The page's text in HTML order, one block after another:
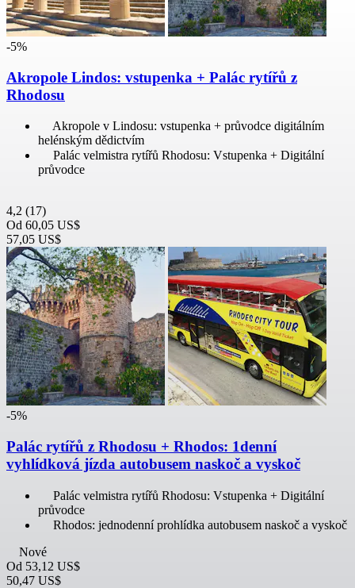
-5%
Akropole Lindos: vstupenka + Palác rytířů z
Rhodosu
Akropole v Lindosu: vstupenka + průvodce digitálním
helénským dědictvím
Palác velmistra rytířů Rhodosu: Vstupenka + Digitální
průvodce
4,2 (17)
Od 60,05 US$
57,05 US$
-5%
Palác rytířů z Rhodosu + Rhodos: 1denní
vyhlídková jízda autobusem naskoč a vyskoč
Palác velmistra rytířů Rhodosu: Vstupenka + Digitální
průvodce
Rhodos: jednodenní prohlídka autobusem naskoč a vyskoč
Nové
Od 53,12 US$
50,47 US$